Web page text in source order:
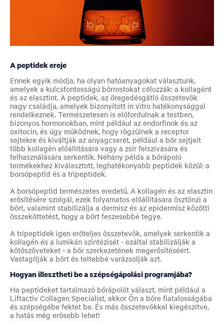
A peptidek ereje
Ennek egyik módja, ha olyan hatóanyagokat választunk,
amelyek a kulcsfontosságú bőrrostokat célozzák: a kollagént
és az elasztint. A peptidek, az öregedésgátló összetevők
nagy családja, amelyek bizonyított in vitro hatékonysággal
rendelkeznek. Természetesen is előfordulnak a testben,
bizonyos hormonokban, mint például az endorfinok és az
oxitocin, és úgy működnek, hogy rögzülnek a receptor
sejtekre és kiváltják az anyagcserét, például a bőr sejtjeit
több kollagén előállítására vagy a zsír felszívására és
felhasználására serkentik. Néhány példa a bőrápoló
termékekhez kiválasztott, leghatékonyabb peptidek közül: a
borsópeptid és a tripeptidek.
A borsópeptid természetes eredetű. A kollagén és az elasztin
erősítésére szolgál, ezek folyamatos előállítására ösztönzi a
bőrt, valamint stabilizálja a dermisz és az epidermisz közötti
összeköttetést, hogy a bőrt feszesebbé tegye.
A tripeptidek igen erőteljes összetevők, amelyek serkentik a
kollagén és a lumikán szintézisét - ezáltal stabilizálják a
kötőszöveteket - a bőr szerkezetének megerősítéséért.
Vastagítják a bőrt és teltebbé varázsolják azt.
Hogyan illesztheti be a szépségápolási programjába?
Ha peptideket tartalmazó bőrápolót választ, mint például a
Liftactiv Collagen Specialist, akkor Ön a bőre fiatalosságába
és szépségébe fektet be. És más összetevőkkel kiegészítve,
a hatás még erősebb lehet!